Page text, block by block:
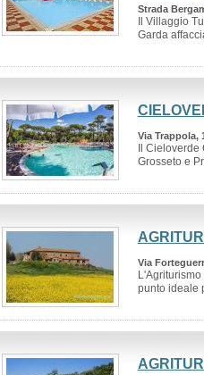
Strada
Il Villaggio
Garda
Via Trappola,
Il
Grosseto e
Via
punto ideale